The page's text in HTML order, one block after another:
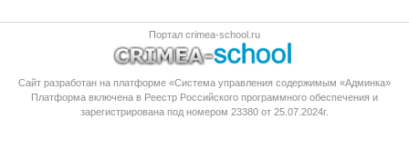
Портал crimea-school.ru
Сайт разработан на платформе «Система управления содержимым «Админка»
Платформа включена в Реестр Российского программного обеспечения и
зарегистрирована под номером 23380 от 25.07.2024г.